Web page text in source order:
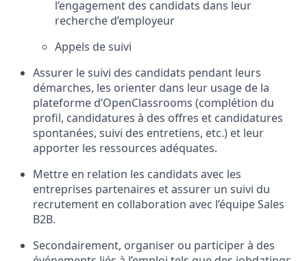
l’engagement des candidats dans leur
recherche d’employeur
Appels de suivi
Assurer le suivi des candidats pendant leurs
démarches, les orienter dans leur usage de la
plateforme d’OpenClassrooms (complétion du
profil, candidatures à des offres et candidatures
spontanées, suivi des entretiens, etc.) et leur
apporter les ressources adéquates.
Mettre en relation les candidats avec les
entreprises partenaires et assurer un suivi du
recrutement en collaboration avec l’équipe Sales
B2B.
Secondairement, organiser ou participer à des